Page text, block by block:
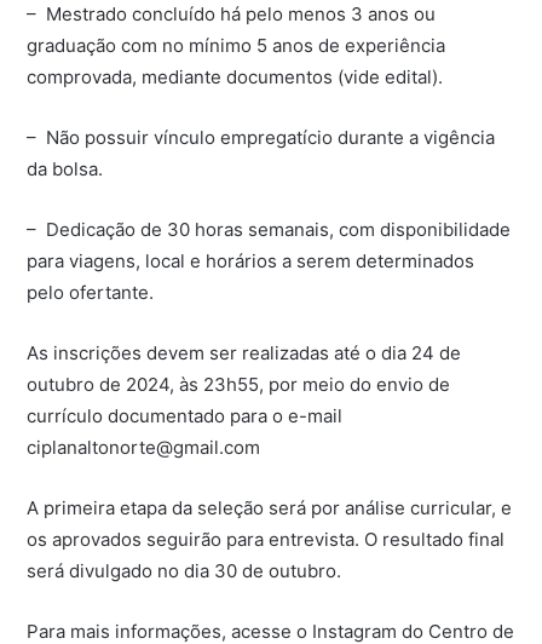
– Mestrado concluído há pelo menos 3 anos ou
graduação com no mínimo 5 anos de experiência
comprovada, mediante documentos (vide edital).
– Não possuir vínculo empregatício durante a vigência
da bolsa.
– Dedicação de 30 horas semanais, com disponibilidade
para viagens, local e horários a serem determinados
pelo ofertante.
As inscrições devem ser realizadas até o dia 24 de
outubro de 2024, às 23h55, por meio do envio de
currículo documentado para o e-mail
ciplanaltonorte@gmail.com
A primeira etapa da seleção será por análise curricular, e
os aprovados seguirão para entrevista. O resultado final
será divulgado no dia 30 de outubro.
Para mais informações, acesse o Instagram do Centro de